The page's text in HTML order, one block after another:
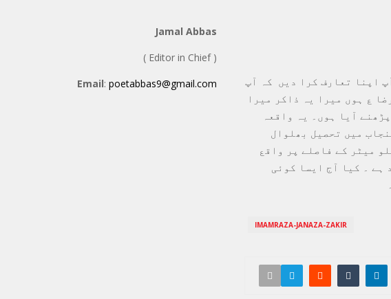
اپنا تعارف کرا دیں کہ آپ
ع ہوں میرا یہ ذاکر میرا
آیا ہوں۔ یہ واقعہ
میں تحصیل بھلوال
میٹر کے فاصلے پر واقع
ہے ۔ کیا آج ایسا کوئی
IMAMRAZA-JANAZA-ZAKIR
Jamal Abbas
( Editor in Chief )
Email: poetabbas9@gmail.com